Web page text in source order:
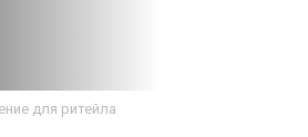
для ритейла